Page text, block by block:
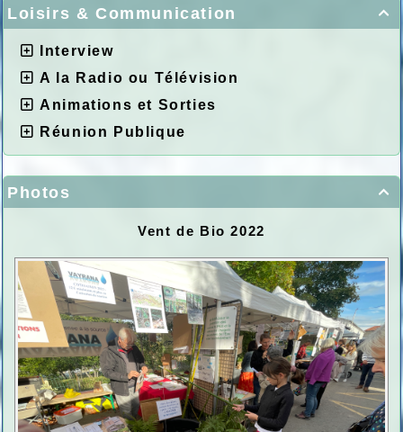

Loisirs & Communication
Interview
A la Radio ou Télévision
Animations et Sorties
Réunion Publique

Photos
Vent de Bio 2022